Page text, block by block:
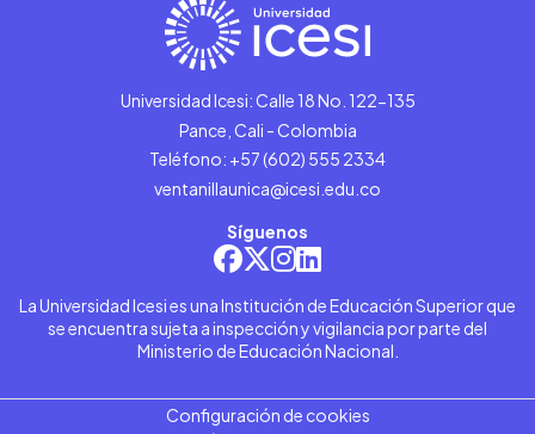
Universidad Icesi: Calle 18 No. 122-135
Pance, Cali - Colombia
Teléfono: +57 (602) 555 2334
ventanillaunica@icesi.edu.co
Síguenos
La Universidad Icesi es una Institución de Educación Superior que
se encuentra sujeta a inspección y vigilancia por parte del
Ministerio de Educación Nacional.
Configuración de cookies